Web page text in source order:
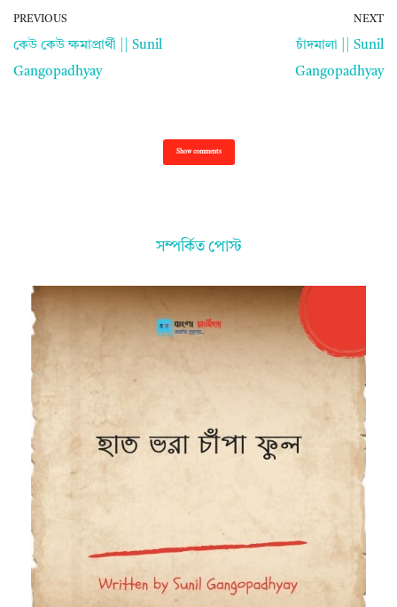
PREVIOUS
কেউ কেউ ক্ষমাপ্রার্থী || Sunil
Gangopadhyay
NEXT
চাঁদমালা || Sunil
Gangopadhyay
Show comments
সম্পর্কিত পোস্ট